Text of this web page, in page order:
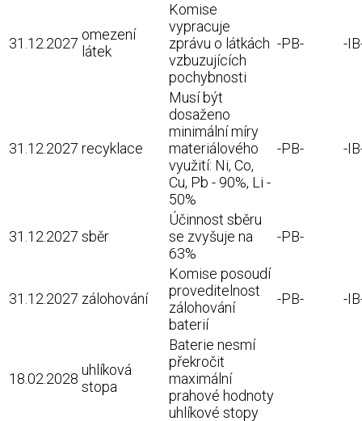
31.12.2027
omezení
látek
Komise
vypracuje
zprávu o látkách
vzbuzujících
pochybnosti
-PB- -
31.12.2027 recyklace
Musí být
dosaženo
minimální míry
materiálového
využití: Ni, Co,
Cu, Pb - 90%, Li -
50%
-PB- -
31.12.2027 sběr
Účinnost sběru
se zvyšuje na
63%
-PB-
31.12.2027 zálohování
Komise posoudí
proveditelnost
zálohování
baterií
-PB- -
18.02.2028
uhlíková
stopa
Baterie nesmí
překročit
maximální
prahové hodnoty
uhlíkové stopy